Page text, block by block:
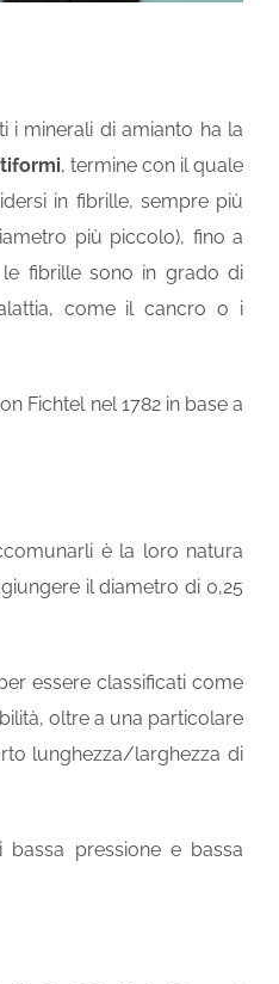
i minerali di amianto ha la
, termine con il quale
in fibrille, sempre più
più piccolo), fino a
le fibrille sono in grado di
come il cancro o i
Fichtel nel 1782 in base a
è la loro natura
il diametro di 0,25
essere classificati come
oltre a una particolare
lunghezza/larghezza di
pressione e bassa